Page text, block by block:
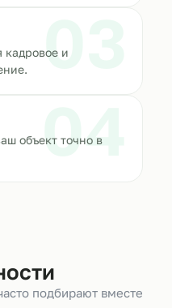
03
кадровое и
04
объект точно в
подбирают вместе